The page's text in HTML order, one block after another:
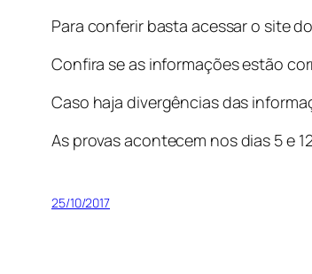
Para conferir basta acessar o site
Confira se as informações estão
Caso haja divergências das
As provas acontecem nos dias 5 e
25/10/2017